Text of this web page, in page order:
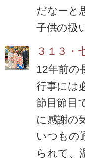
だなーと
子供の扱
３１３・
12年前の
行事には
節目節目
に感謝の
いつもの
られて、